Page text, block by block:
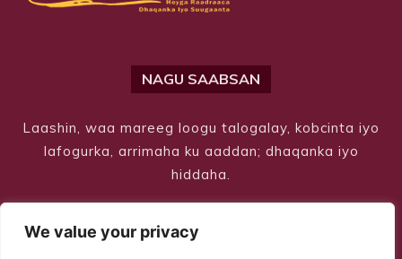
We value your privacy
NAGU SAABSAN
Laashin, waa mareeg loogu talogalay, kobcinta iyo
lafogurka, arrimaha ku aaddan; dhaqanka iyo
hiddaha.